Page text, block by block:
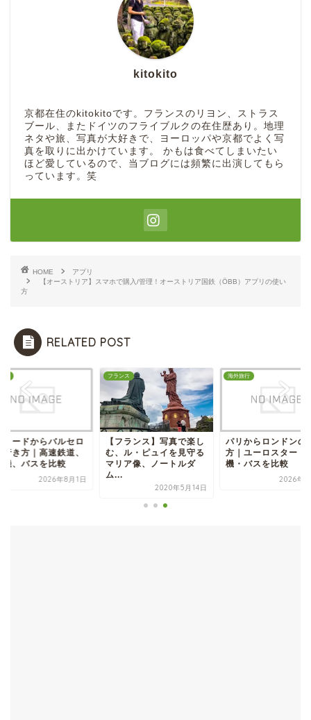
kitokito
京都在住のkitokitoです。フランスのリヨン、ストラス
ブール、またドイツのフライブルクの在住歴あり。地理
ネタや旅、写真が大好きで、ヨーロッパや京都でよく写
真を取りに出かけています。 かもは食べてしまいたい
ほど愛しているので、当ブログには頻繁に出演してもら
っています。笑
HOME
アプリ
【オーストリア】スマホで購入/管理！オーストリア国鉄（ÖBB）アプリの使い
方
RELATED POST
リードからバルセロ
行き方｜高速鉄道、
機、バスを比較
2026年8月1日
フランス
【フランス】写真で楽し
む、ル・ピュイを見守る
マリア像、ノートルダ
ム...
2020年5月14日
海外旅行
パリからロンドンの
方｜ユーロスター・
機・バスを比較
2026年8